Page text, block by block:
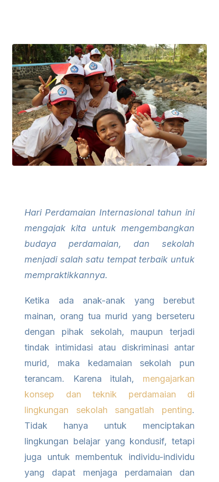
Hari Perdamaian Internasional tahun ini
mengajak kita untuk mengembangkan
budaya perdamaian, dan sekolah
menjadi salah satu tempat terbaik untuk
mempraktikkannya.
Ketika ada anak-anak yang berebut
mainan, orang tua murid yang berseteru
dengan pihak sekolah, maupun terjadi
tindak intimidasi atau diskriminasi antar
murid, maka kedamaian sekolah pun
terancam. Karena itulah,
mengajarkan
konsep dan teknik perdamaian di
lingkungan sekolah sangatlah penting.
Tidak hanya untuk menciptakan
lingkungan belajar yang kondusif, tetapi
juga untuk membentuk individu-individu
yang dapat menjaga perdamaian dan